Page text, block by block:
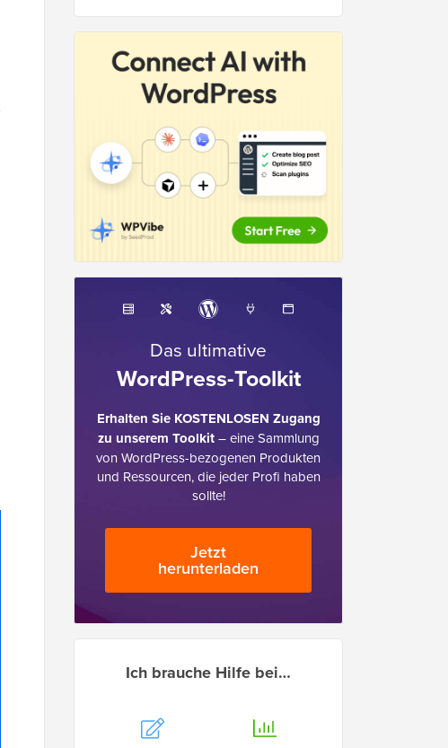
Das ultimative
WordPress-Toolkit
Erhalten Sie KOSTENLOSEN Zugang
zu unserem Toolkit– eine Sammlung
von WordPress-bezogenen Produkten
und Ressourcen, die jeder Profi haben
sollte!
Jetzt
herunterladen
Ich brauche Hilfe bei…